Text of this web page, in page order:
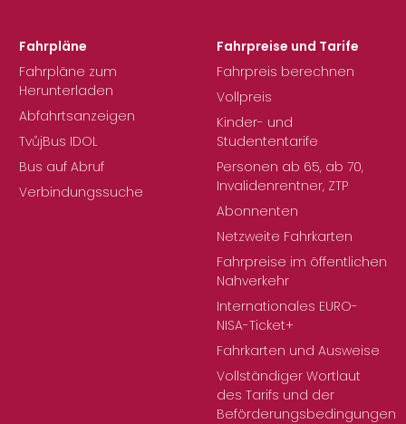
Fahrpläne
Fahrpläne zum
Herunterladen
Abfahrtsanzeigen
TvůjBus IDOL
Bus auf Abruf
Verbindungssuche
Fahrpreise und Tarife
Fahrpreis berechnen
Vollpreis
Kinder- und
Studententarife
Personen ab 65, ab 70,
Invalidenrentner, ZTP
Abonnenten
Netzweite Fahrkarten
Fahrpreise im öffentlichen
Nahverkehr
Internationales EURO-
NISA-Ticket+
Fahrkarten und Ausweise
Vollständiger Wortlaut
des Tarifs und der
Beförderungsbedingungen